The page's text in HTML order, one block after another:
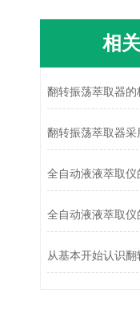
相
翻转振荡萃取器
全自动液液萃取仪
从基本开始认识翻